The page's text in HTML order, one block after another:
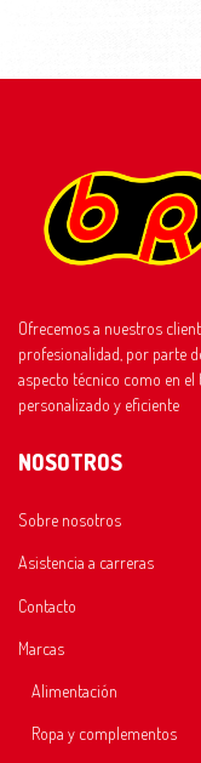
Ofrecemos a nuestros
profesionalidad, por parte
aspecto técnico como en
personalizado y eficiente
NOSOTROS
Sobre nosotros
Asistencia a carreras
Contacto
Marcas
Alimentación
Ropa y complementos